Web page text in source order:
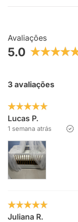
Avaliações
5.0
3 avaliações
Lucas P.
1 semana atrás
Juliana R.